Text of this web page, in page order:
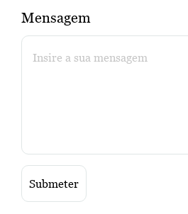
Mensagem